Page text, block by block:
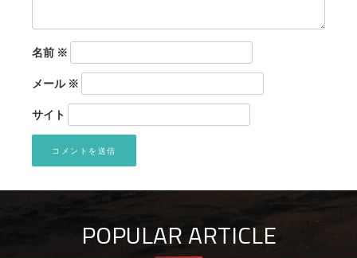
名前 ※
メール※
サイト
POPULAR ARTICLE